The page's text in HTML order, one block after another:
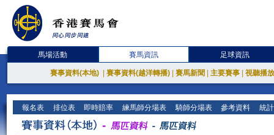
馬場活動 賽馬資訊 足球資訊
賽事資料(本地) 賽事資料(越洋轉播) 賽馬新聞 主要賽事 視聽播
報名表 排位表 即時賠率 練馬師分場表 騎師分場表 參考資料 統